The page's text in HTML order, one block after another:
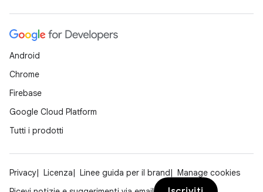
Android
Chrome
Firebase
Google Cloud Platform
Tutti i prodotti
Privacy Licenza Linee guida per il brand
Manage cookies